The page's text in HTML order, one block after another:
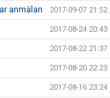
anmälan 2017-09-07 21:52
2017-08-24 20:43
2017-08-22 21:37
2017-08-20 22:23
2017-08-16 23:24